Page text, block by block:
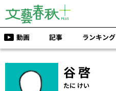
動画 記事 ランキング
谷 啓
たに けい